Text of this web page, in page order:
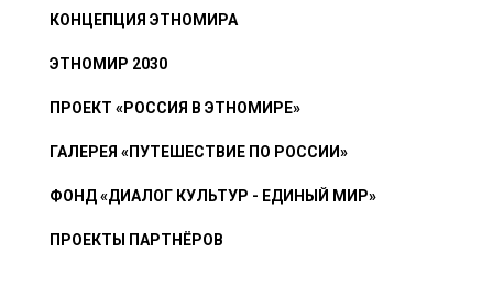
КОНЦЕПЦИЯ ЭТНОМИРА
ЭТНОМИР 2030
ПРОЕКТ «РОССИЯ В ЭТНОМИРЕ»
ГАЛЕРЕЯ «ПУТЕШЕСТВИЕ ПО РОССИИ»
ФОНД «ДИАЛОГ КУЛЬТУР - ЕДИНЫЙ МИР»
ПРОЕКТЫ ПАРТНЁРОВ